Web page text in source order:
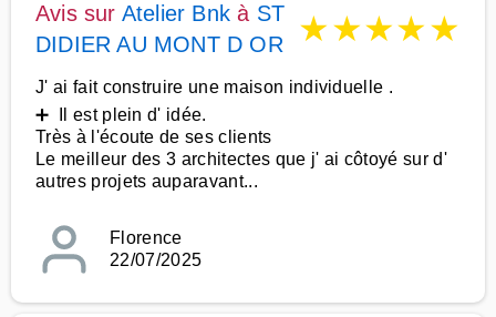
Avis sur Atelier Bnk à ST
DIDIER AU MONT D OR
★★★★★
J' ai fait construire une maison individuelle .
➕ Il est plein d' idée.
Très à l'écoute de ses clients
Le meilleur des 3 architectes que j' ai côtoyé sur d'
autres projets auparavant...
Florence
22/07/2025